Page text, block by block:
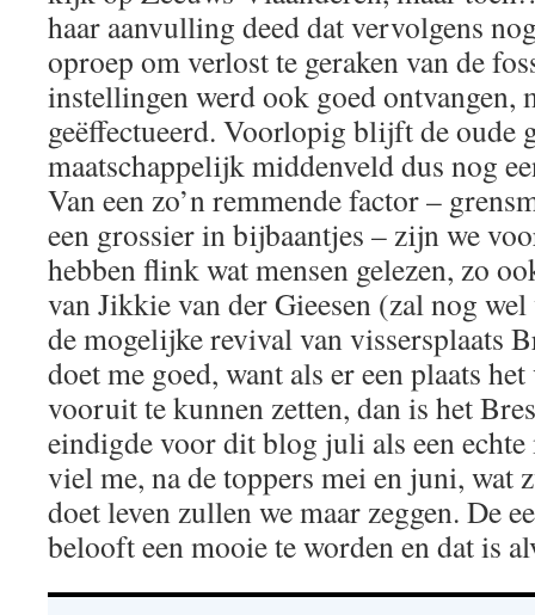
haar aanvulling deed dat vervolgens
oproep om verlost te geraken van de
instellingen werd ook goed ontvangen,
geëffectueerd. Voorlopig blijft de oude
maatschappelijk middenveld dus nog
Van een zo’n remmende factor –
een grossier in bijbaantjes – zijn we
hebben flink wat mensen gelezen, zo
van Jikkie van der Gieesen (zal nog
de mogelijke revival van vissersplaats
doet me goed, want als er een plaats
vooruit te kunnen zetten, dan is het
eindigde voor dit blog juli als een
viel me, na de toppers mei en juni, wat
doet leven zullen we maar zeggen. De
belooft een mooie te worden en dat is